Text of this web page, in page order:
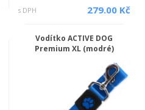
s DPH 279.00 Kč
Vodítko ACTIVE DOG
Premium XL (modré)